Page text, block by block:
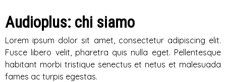
Audioplus: chi siamo
Lorem ipsum dolor sit amet, consectetur adipiscing elit.
Fusce libero velit, pharetra quis nulla eget. Pellentesque
habitant morbi tristique senectus et netus et malesuada
fames ac turpis egestas.